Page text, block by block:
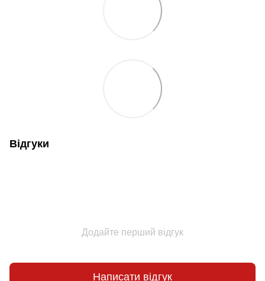
Відгуки
Додайте перший відгук
Написати відгук